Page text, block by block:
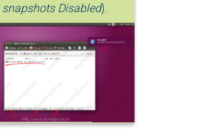
snapshots Disabled).